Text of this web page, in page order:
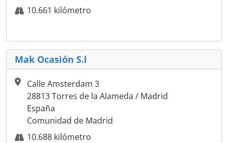
10.661 kilómetro
Mak Ocasión S.l
Calle Amsterdam 3
28813 Torres de la Alameda / Madrid
España
Comunidad de Madrid
10.688 kilómetro